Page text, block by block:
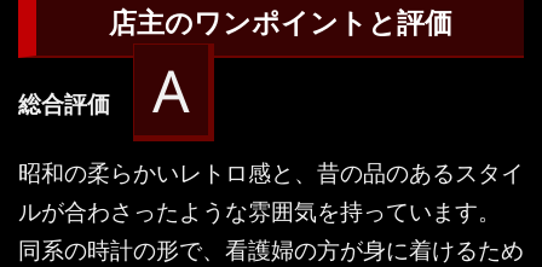
店主のワンポイントと評価
総合評価 A
昭和の柔らかいレトロ感と、昔の品のあるスタイ
ルが合わさったような雰囲気を持っています。
同系の時計の形で、看護婦の方が身に着けるため